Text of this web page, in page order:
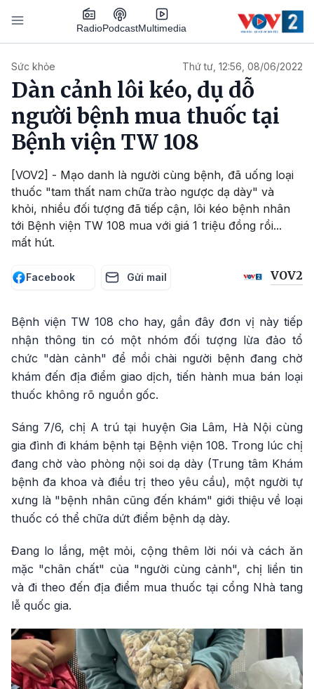
Nhảy đến nội dung
RadioPodcastMultimedia
Sức khỏe Thứ tư, 12:56, 08/06/2022
Dàn cảnh lôi kéo, dụ dỗ
người bệnh mua thuốc tại
Bệnh viện TW 108
[VOV2] - Mạo danh là người cùng bệnh, đã uống loại
thuốc "tam thất nam chữa trào ngược dạ dày" và
khỏi, nhiều đối tượng đã tiếp cận, lôi kéo bệnh nhân
tới Bệnh viện TW 108 mua với giá 1 triệu đồng rồi...
mất hút.
Facebook Gửi mail VOV2
Bệnh viện TW 108 cho hay, gần đây đơn vị này tiếp
nhận thông tin có một nhóm đối tượng lừa đảo tổ
chức "dàn cảnh" để mồi chài người bệnh đang chờ
khám đến địa điểm giao dịch, tiến hành mua bán loại
thuốc không rõ nguồn gốc.
Sáng 7/6, chị A trú tại huyện Gia Lâm, Hà Nội cùng
gia đình đi khám bệnh tại Bệnh viện 108. Trong lúc chị
đang chờ vào phòng nội soi dạ dày (Trung tâm Khám
bệnh đa khoa và điều trị theo yêu cầu), một người tự
xưng là "bệnh nhân cũng đến khám" giới thiệu về loại
thuốc có thể chữa dứt điểm bệnh dạ dày.
Đang lo lắng, mệt mỏi, cộng thêm lời nói và cách ăn
mặc "chân chất" của "người cùng cảnh", chị liền tin
và đi theo đến địa điểm mua thuốc tại cổng Nhà tang
lễ quốc gia.